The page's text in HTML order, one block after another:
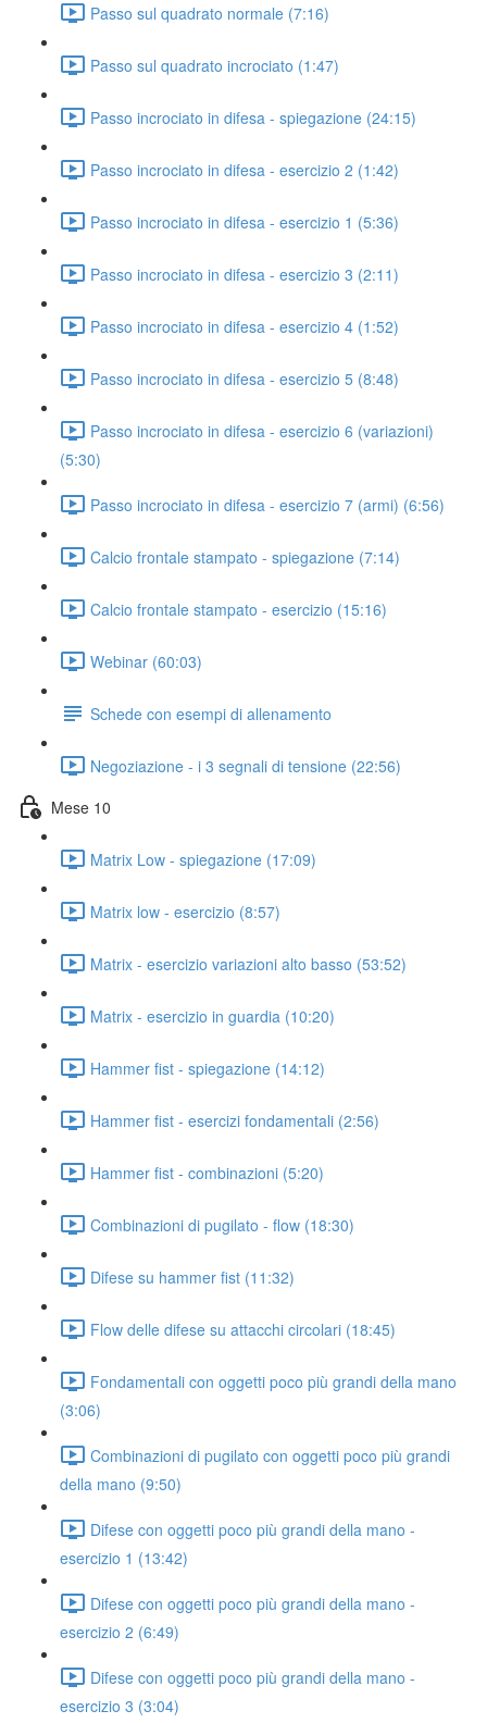
Passo sul quadrato normale (7:16)
Passo sul quadrato incrociato (1:47)
Passo incrociato in difesa - spiegazione (24:15)
Passo incrociato in difesa - esercizio 2 (1:42)
Passo incrociato in difesa - esercizio 1 (5:36)
Passo incrociato in difesa - esercizio 3 (2:11)
Passo incrociato in difesa - esercizio 4 (1:52)
Passo incrociato in difesa - esercizio 5 (8:48)
Passo incrociato in difesa - esercizio 6 (variazioni)
(5:30)
Passo incrociato in difesa - esercizio 7 (armi) (6:56)
Calcio frontale stampato - spiegazione (7:14)
Calcio frontale stampato - esercizio (15:16)
Webinar (60:03)
Schede con esempi di allenamento
Negoziazione - i 3 segnali di tensione (22:56)
Mese 10
Matrix Low - spiegazione (17:09)
Matrix low - esercizio (8:57)
Matrix - esercizio variazioni alto basso (53:52)
Matrix - esercizio in guardia (10:20)
Hammer fist - spiegazione (14:12)
Hammer fist - esercizi fondamentali (2:56)
Hammer fist - combinazioni (5:20)
Combinazioni di pugilato - flow (18:30)
Difese su hammer fist (11:32)
Flow delle difese su attacchi circolari (18:45)
Fondamentali con oggetti poco più grandi della mano
(3:06)
Combinazioni di pugilato con oggetti poco più grandi
della mano (9:50)
Difese con oggetti poco più grandi della mano -
esercizio 1 (13:42)
Difese con oggetti poco più grandi della mano -
esercizio 2 (6:49)
Difese con oggetti poco più grandi della mano -
esercizio 3 (3:04)